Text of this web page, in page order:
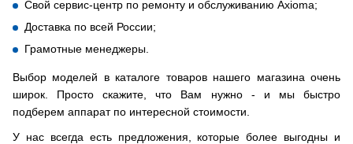
Свой сервис-центр по ремонту и обслуживанию Axioma;
Доставка по всей России;
Грамотные менеджеры.
Выбор моделей в каталоге товаров нашего магазина очень
широк. Просто скажите, что Вам нужно - и мы быстро
подберем аппарат по интересной стоимости.
У нас всегда есть предложения, которые более выгодны и